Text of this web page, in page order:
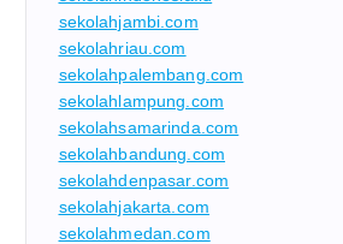
sekolahjambi.com
sekolahriau.com
sekolahpalembang.com
sekolahlampung.com
sekolahsamarinda.com
sekolahbandung.com
sekolahdenpasar.com
sekolahjakarta.com
sekolahmedan.com